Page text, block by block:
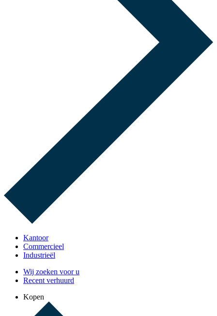
Kantoor
Commercieel
Industrieël
Wij zoeken voor u
Recent verhuurd
Kopen